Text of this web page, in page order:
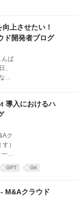
ー
。
より
単
に
変
上させたい！
ド開発者ブログ
んば
、
り
発
用
標の
ぜ
フォ
導入におけるハ
ク
）
般
整
の
い
た
GPT Git
M&Aクラウド